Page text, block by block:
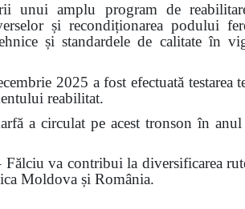
unui amplu program de
și recondiționarea podului
și standardele de calitate în
2025 a fost efectuată
reabilitat.
a circulat pe acest tronson în
va contribui la diversificarea
Moldova și România.